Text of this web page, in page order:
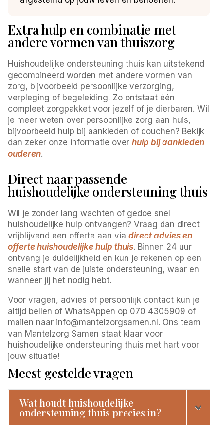
Extra hulp en combinatie met
andere vormen van thuiszorg
Huishoudelijke ondersteuning thuis kan uitstekend
gecombineerd worden met andere vormen van
zorg, bijvoorbeeld persoonlijke verzorging,
verpleging of begeleiding. Zo ontstaat één
compleet zorgpakket voor jezelf of je dierbaren. Wil
je meer weten over persoonlijke zorg aan huis,
bijvoorbeeld hulp bij aankleden of douchen? Bekijk
dan zeker onze informatie overhulp bij aankleden
ouderen.
Direct naar passende
huishoudelijke ondersteuning thuis
Wil je zonder lang wachten of gedoe snel
huishoudelijke hulp ontvangen? Vraag dan direct
vrijblijvend een offerte aan viadirect advies en
offerte huishoudelijke hulp thuis. Binnen 24 uur
ontvang je duidelijkheid en kun je rekenen op een
snelle start van de juiste ondersteuning, waar en
wanneer jij het nodig hebt.
Voor vragen, advies of persoonlijk contact kun je
altijd bellen of WhatsAppen op 070 4305909 of
mailen naar info@mantelzorgsamen.nl. Ons team
van Mantelzorg Samen staat klaar voor
huishoudelijke ondersteuning thuis met hart voor
jouw situatie!
Meest gestelde vragen
Wat houdt huishoudelijke
ondersteuning thuis precies in?